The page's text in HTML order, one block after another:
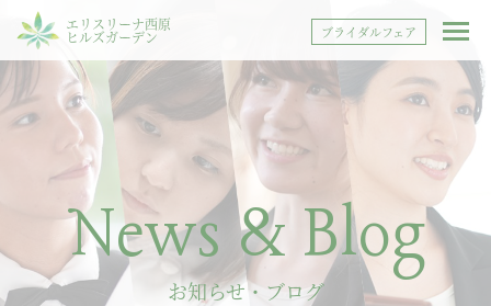
エリスリーナ西原
ヒルズガーデン ブライダルフェア
News & Blog
お知らせ・ブログ